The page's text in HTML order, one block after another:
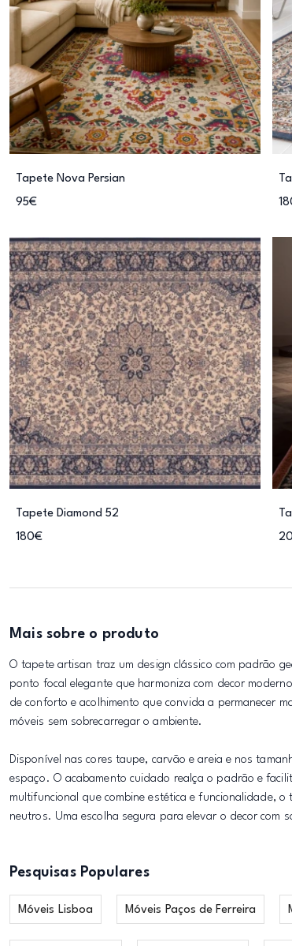
Tapete Nova Persian
95€
Tapete Diamond 52
180€
Mais sobre o produto
O tapete artisan traz um design clássico com padrão
ponto focal elegante que harmoniza com decor
de conforto e acolhimento que convida a permanecer
móveis sem sobrecarregar o ambiente.
Disponível nas cores taupe, carvão e areia e nos
espaço. O acabamento cuidado realça o padrão e
multifuncional que combine estética e funcionalidade,
neutros. Uma escolha segura para elevar o decor com
Pesquisas Populares
Móveis Lisboa Móveis Paços de Ferreira